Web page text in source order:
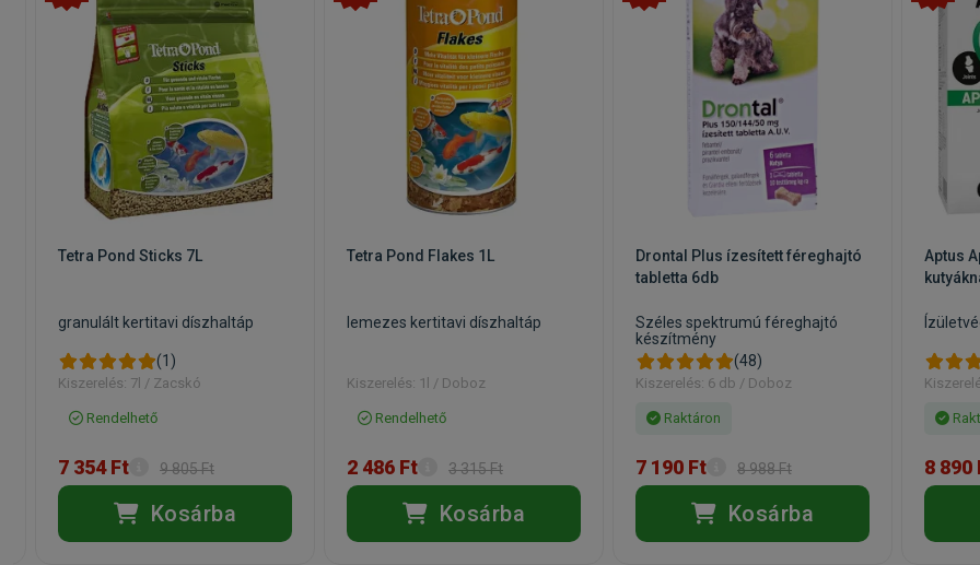
Tetra Pond Sticks 7L
granulált kertitavi díszhaltáp
(1)
Kiszerelés: 7l / Zacskó
Rendelhető
7 354 Ft 9 805 Ft
Kosárba
Tetra Pond Flakes 1L
lemezes kertitavi díszhaltáp
Kiszerelés: 1l / Doboz
Rendelhető
2 486 Ft 3 315 Ft
Kosárba
Drontal Plus ízesített féreghajtó
tabletta 6db
Széles spektrumú féreghajtó
készítmény
(48)
Kiszerelés: 6 db / Doboz
Raktáron
7 190 Ft 8 988 Ft
Kosárba
Aptus
8 890